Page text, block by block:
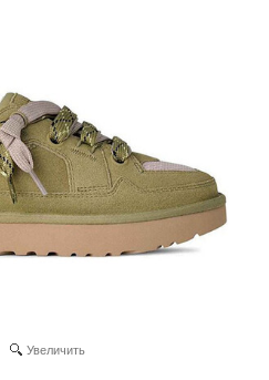
Увеличить